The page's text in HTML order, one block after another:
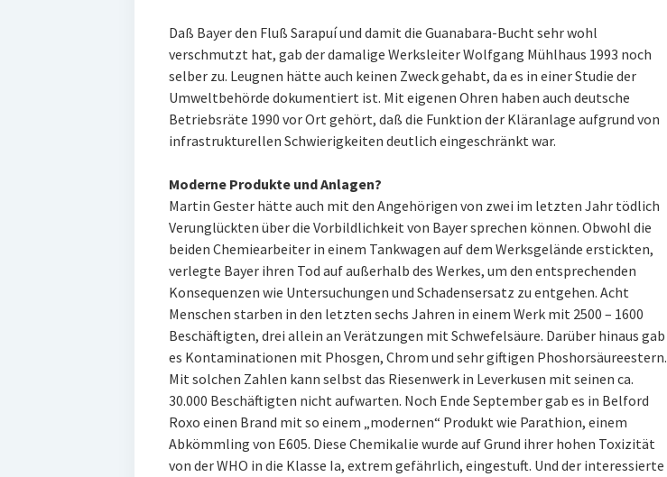
Daß Bayer den Fluß Sarapuí und damit die Guanabara-Bucht sehr wohl
verschmutzt hat, gab der damalige Werksleiter Wolfgang Mühlhaus 1993 noch
selber zu. Leugnen hätte auch keinen Zweck gehabt, da es in einer Studie der
Umweltbehörde dokumentiert ist. Mit eigenen Ohren haben auch deutsche
Betriebsräte 1990 vor Ort gehört, daß die Funktion der Kläranlage aufgrund von
infrastrukturellen Schwierigkeiten deutlich eingeschränkt war.
Moderne Produkte und Anlagen?
Martin Gester hätte auch mit den Angehörigen von zwei im letzten Jahr tödlich
Verunglückten über die Vorbildlichkeit von Bayer sprechen können. Obwohl die
beiden Chemiearbeiter in einem Tankwagen auf dem Werksgelände erstickten,
verlegte Bayer ihren Tod auf außerhalb des Werkes, um den entsprechenden
Konsequenzen wie Untersuchungen und Schadensersatz zu entgehen. Acht
Menschen starben in den letzten sechs Jahren in einem Werk mit 2500 – 1600
Beschäftigten, drei allein an Verätzungen mit Schwefelsäure. Darüber hinaus gab
es Kontaminationen mit Phosgen, Chrom und sehr giftigen Phoshorsäureestern.
Mit solchen Zahlen kann selbst das Riesenwerk in Leverkusen mit seinen ca.
30.000 Beschäftigten nicht aufwarten. Noch Ende September gab es in Belford
Roxo einen Brand mit so einem „modernen“ Produkt wie Parathion, einem
Abkömmling von E605. Diese Chemikalie wurde auf Grund ihrer hohen Toxizität
von der WHO in die Klasse Ia, extrem gefährlich, eingestuft. Und der interessierte